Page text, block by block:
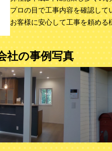
プロの目で工事内容を確認して
お客様に安心して工事を頼める
社の事例写真